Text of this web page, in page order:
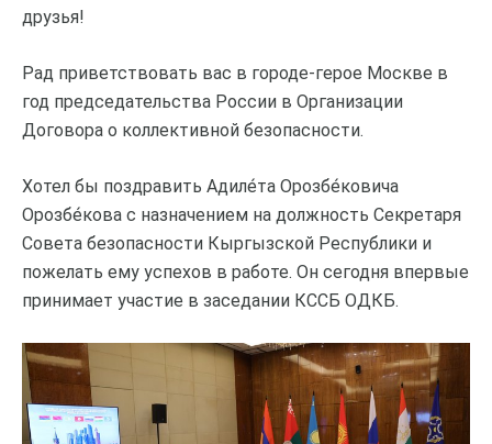
друзья!
Рад приветствовать вас в городе-герое Москве в
год председательства России в Организации
Договора о коллективной безопасности.
Хотел бы поздравить Адиле́та Орозбе́ковича
Орозбе́кова с назначением на должность Секретаря
Совета безопасности Кыргызской Республики и
пожелать ему успехов в работе. Он сегодня впервые
принимает участие в заседании КССБ ОДКБ.